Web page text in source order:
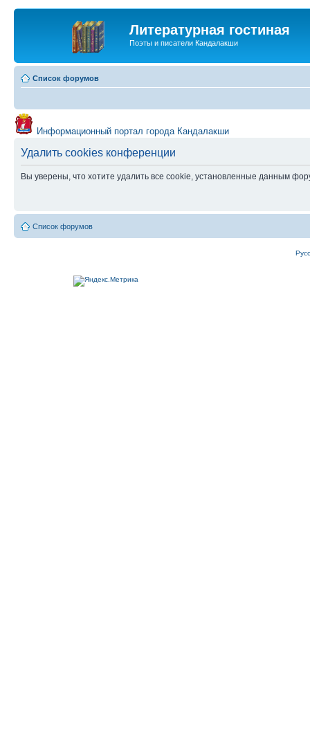
Литературная гостиная
Поэты и писатели Кандалакши
Список форумов
Информационный портал города Кандалакши
Удалить cookies конференции
Вы уверены, что хотите удалить все cookie, установленные данным
Список форумов